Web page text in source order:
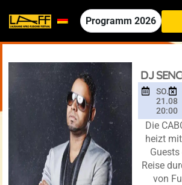
Programm 2026
DJ
SO.
21.08
20:00
Die
heizt
Reise
von